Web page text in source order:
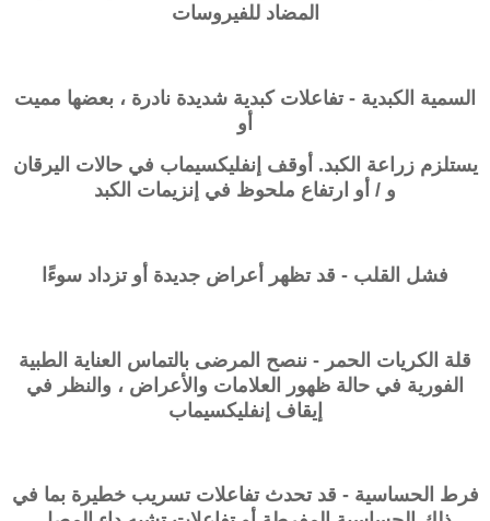
المضاد للفيروسات
السمية الكبدية - تفاعلات كبدية شديدة نادرة ، بعضها مميت
أو
يستلزم زراعة الكبد. أوقف إنفليكسيماب في حالات اليرقان
و / أو ارتفاع ملحوظ في إنزيمات الكبد
فشل القلب - قد تظهر أعراض جديدة أو تزداد سوءًا
قلة الكريات الحمر - ننصح المرضى بالتماس العناية الطبية
الفورية في حالة ظهور العلامات والأعراض ، والنظر في
إيقاف إنفليكسيماب
فرط الحساسية - قد تحدث تفاعلات تسريب خطيرة بما في